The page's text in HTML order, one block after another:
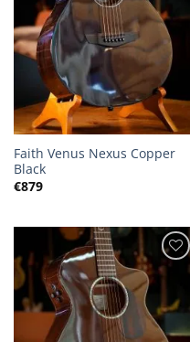
Faith Venus Nexus Copper
Black
€879